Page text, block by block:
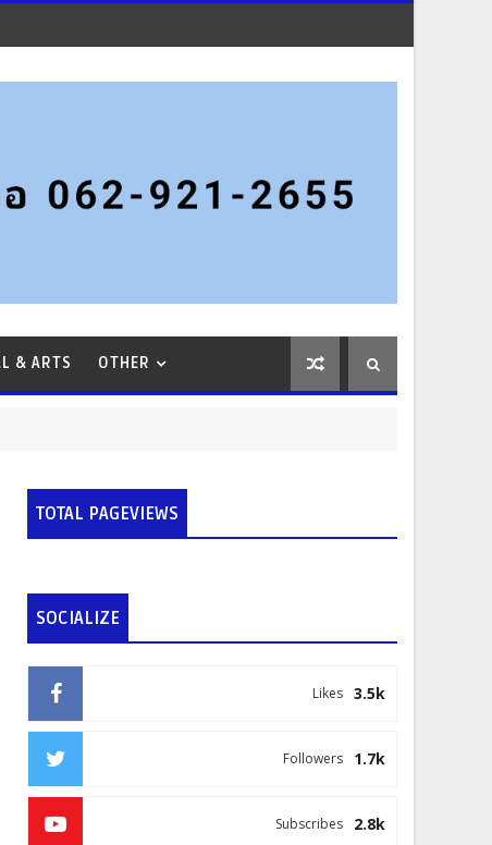
& ARTS OTHER
TOTAL PAGEVIEWS
SOCIALIZE
3.5k
Likes
1.7k
Followers
2.8k
Subscribes